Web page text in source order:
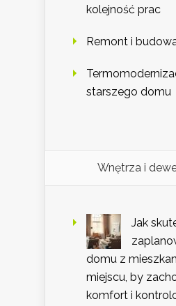
kolejność prac
Remont i
starszego domu
Wnętrza i
Jak
domu z
miejscu, by
komfort i